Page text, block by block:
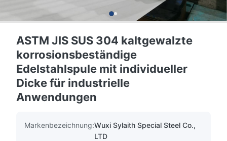
ASTM JIS SUS 304 kaltgewalzte
korrosionsbeständige
Edelstahlspule mit individueller
Dicke für industrielle
Anwendungen
Markenbezeichnung:Wuxi Sylaith Special Steel Co.,
LTD